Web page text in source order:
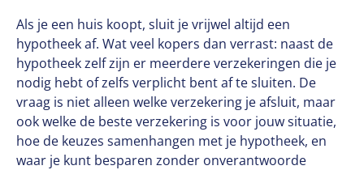
Als je een huis koopt, sluit je vrijwel altijd een
hypotheek af. Wat veel kopers dan verrast: naast de
hypotheek zelf zijn er meerdere verzekeringen die je
nodig hebt of zelfs verplicht bent af te sluiten. De
vraag is niet alleen welke verzekering je afsluit, maar
ook welke de beste verzekering is voor jouw situatie,
hoe de keuzes samenhangen met je hypotheek, en
waar je kunt besparen zonder onverantwoorde